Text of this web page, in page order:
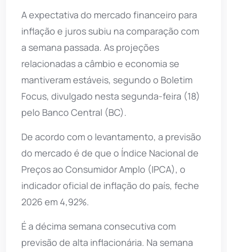
A expectativa do mercado financeiro para
inflação e juros subiu na comparação com
a semana passada. As projeções
relacionadas a câmbio e economia se
mantiveram estáveis, segundo o Boletim
Focus, divulgado nesta segunda-feira (18)
pelo Banco Central (BC).
De acordo com o levantamento, a previsão
do mercado é de que o Índice Nacional de
Preços ao Consumidor Amplo (IPCA), o
indicador oficial de inflação do país, feche
2026 em 4,92%.
É a décima semana consecutiva com
previsão de alta inflacionária. Na semana